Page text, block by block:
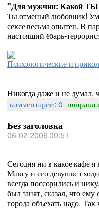
"Для мужчин: Какой ТЫ
Ты отменый любовник!
сексе весьма опытен. В
настоящий ёбарь-
Психологические и
Никогда даже и не думал,
комментарии: 0
Без заголовка
06-02-2006 00:51
Сегодня ни в какое кафе
Максу и его девушке
всегда поссорились и
был занят, сказал, что
города объехать надо. Так